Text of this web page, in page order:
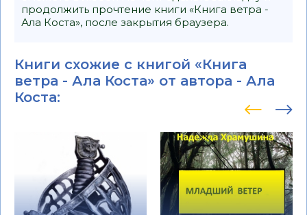
продолжить прочтение книги «Книга ветра -
Ала Коста», после закрытия браузера.
Книги схожие с книгой «Книга
ветра - Ала Коста» от автора - Ала
Коста: